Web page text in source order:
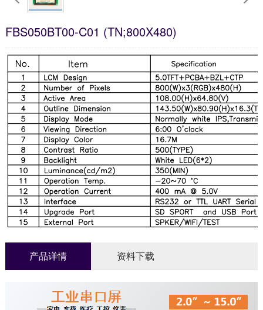
FBS050BT00-C01 (TN;800X480)
产品详情 资料下载